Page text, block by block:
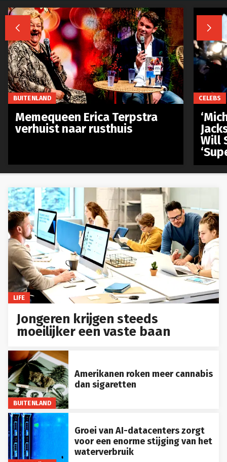
LIFE
Jongeren krijgen steeds
moeilijker een vaste baan
BUITENLAND
Amerikanen roken meer cannabis
dan sigaretten
Groei van AI-datacenters zorgt
voor een enorme stijging van het
waterverbruik
 
BUITENLAND
Memequeen Erica Terpstra
verhuist naar rusthuis
CELEBS
Will